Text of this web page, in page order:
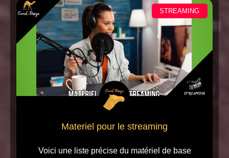
STREAMING
Materiel pour le streaming
Voici une liste précise du matériel de base